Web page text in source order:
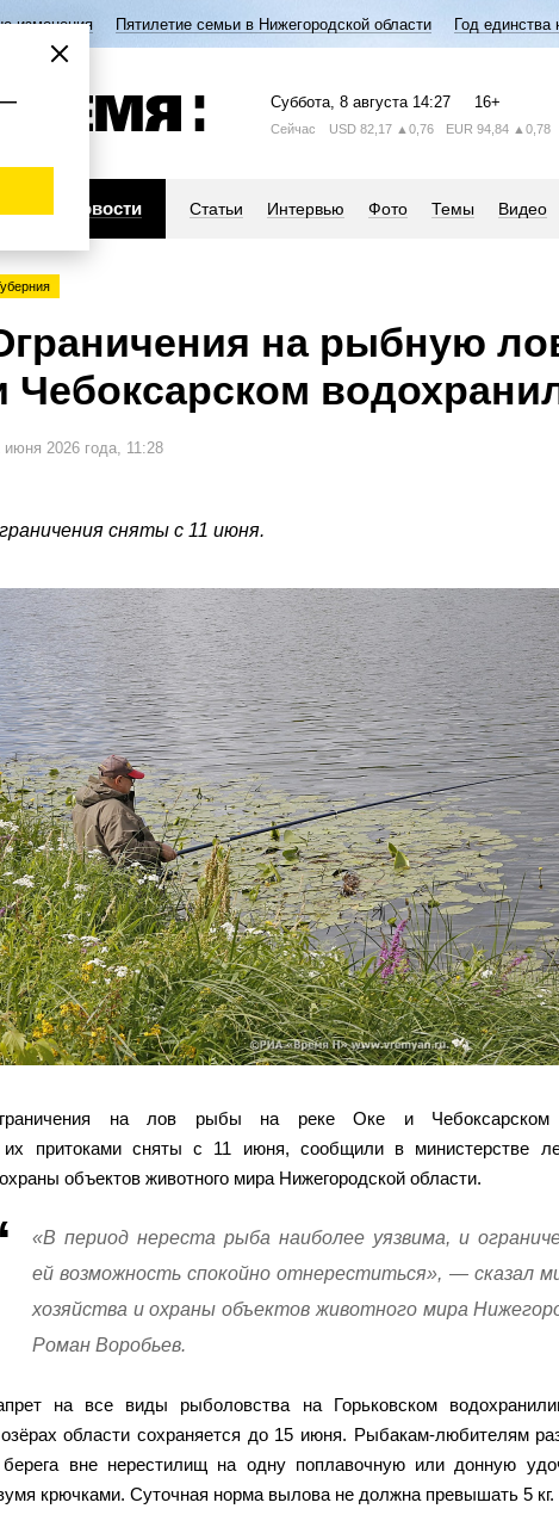
изменения Пятилетие семьи в Нижегородской области Год единства
Суббота, 8 августа 14:27 16+
Сейчас USD 82,17 ▲0,76 EUR 94,84 ▲0,78
Новости Статьи Интервью Фото Темы Видео
на рыбную
Чебоксарском
июня 2026 года, 11:28
сняты с 11 июня.
на лов рыбы на реке Оке и Чебоксарском
притоками сняты с 11 июня, сообщили в министерстве
объектов животного мира Нижегородской области.
«В период нереста рыба наиболее уязвима, и
ей возможность спокойно отнереститься», — сказал
хозяйства и охраны объектов животного мира
Роман Воробьев.
на все виды рыболовства на Горьковском
области сохраняется до 15 июня. Рыбакам-любителям
вне нерестилищ на одну поплавочную или донную
крючками. Суточная норма вылова не должна превышать 5 кг.
—